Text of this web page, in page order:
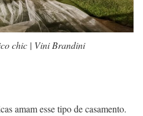
chic | Vini Brandini
amam esse tipo de casamento.